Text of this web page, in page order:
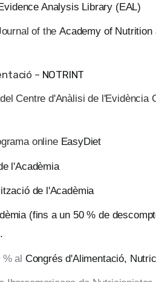
Analysis Library (EAL)
of theAcademy of Nutrition
– NOTRINT
Centre d'Anàlisi de l'Evidència
online EasyDiet
l'Acadèmia
de l'Acadèmia
(fins a un 50 % de
% al Congrés d'Alimentació,